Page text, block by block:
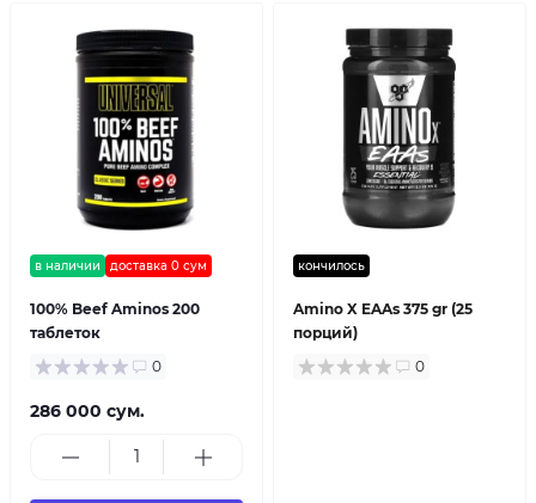
в наличии доставка 0 сум
100% Beef Aminos 200
таблеток
0
286 000 сум.
кончилось
Amino X EAAs 375 gr (25
порций)
0